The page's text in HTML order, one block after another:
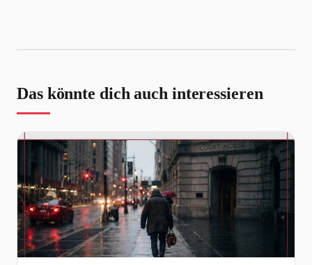
Das könnte dich auch interessieren